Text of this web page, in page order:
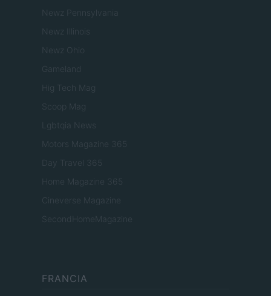
Newz Pennsylvania
Newz Illinois
Newz Ohio
Gameland
Hig Tech Mag
Scoop Mag
Lgbtqia News
Motors Magazine 365
Day Travel 365
Home Magazine 365
Cineverse Magazine
SecondHomeMagazine
FRANCIA